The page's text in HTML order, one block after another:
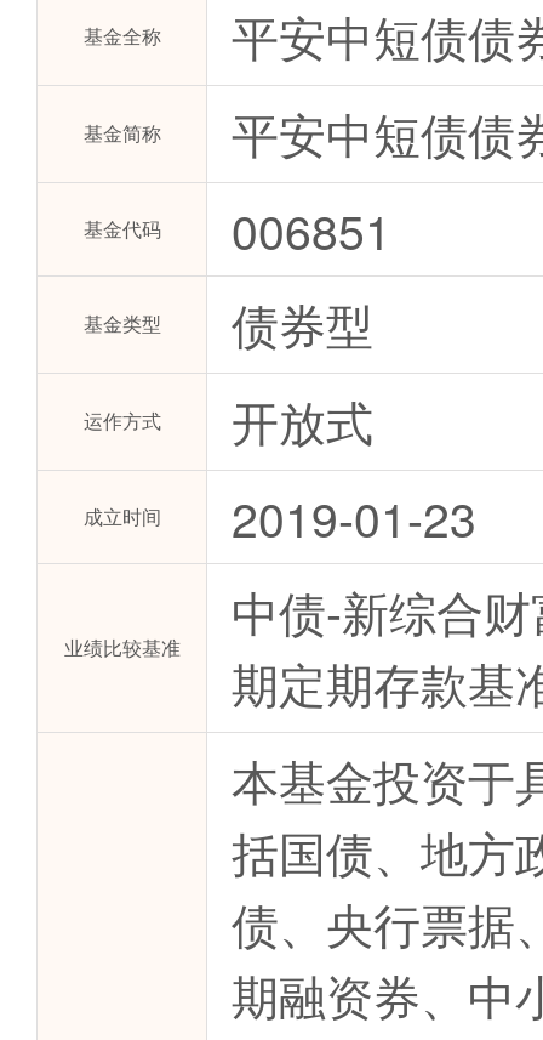
基金全称 平安中短债债
基金简称 平安中短债债
基金代码 006851
基金类型 债券型
运作方式 开放式
成立时间 2019-01-23
业绩比较基准
中债-新综合
期定期存款基
本基金投资于
括国债、地方
债、央行票据
期融资券、中